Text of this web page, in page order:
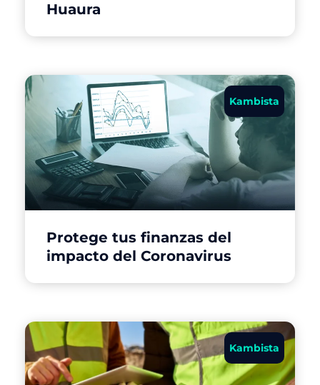
Huaura
Kambista
Protege tus finanzas del
impacto del Coronavirus
Kambista